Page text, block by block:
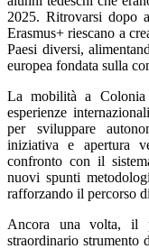
2025. Ritrovarsi dopo
Erasmus+ riescano a
Paesi diversi,
europea fondata sulla
La mobilità a
esperienze
per sviluppare
iniziativa e apertura
confronto con il
nuovi spunti
rafforzando il percorso
Ancora una volta, il
straordinario strumento